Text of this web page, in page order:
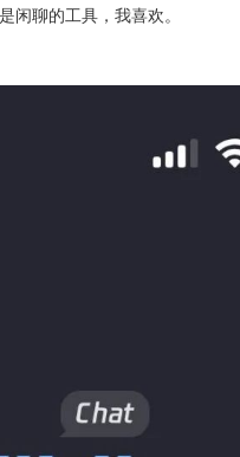
聊的工具，我喜欢。